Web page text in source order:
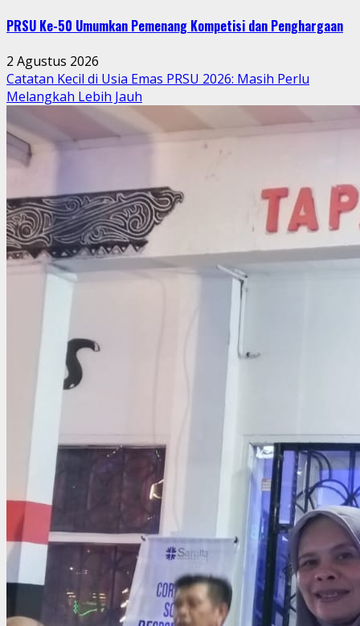
PRSU Ke-50 Umumkan Pemenang Kompetisi dan Penghargaan
2 Agustus 2026
Catatan Kecil di Usia Emas PRSU 2026: Masih Perlu
Melangkah Lebih Jauh